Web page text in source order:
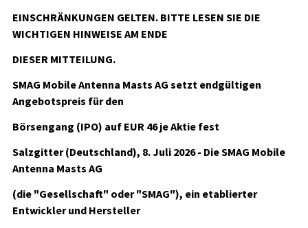
EINSCHRÄNKUNGEN GELTEN. BITTE LESEN SIE DIE
WICHTIGEN HINWEISE AM ENDE
DIESER MITTEILUNG.
SMAG Mobile Antenna Masts AG setzt endgültigen
Angebotspreis für den
Börsengang (IPO) auf EUR 46 je Aktie fest
Salzgitter (Deutschland), 8. Juli 2026 - Die SMAG Mobile
Antenna Masts AG
(die "Gesellschaft" oder "SMAG"), ein etablierter
Entwickler und Hersteller